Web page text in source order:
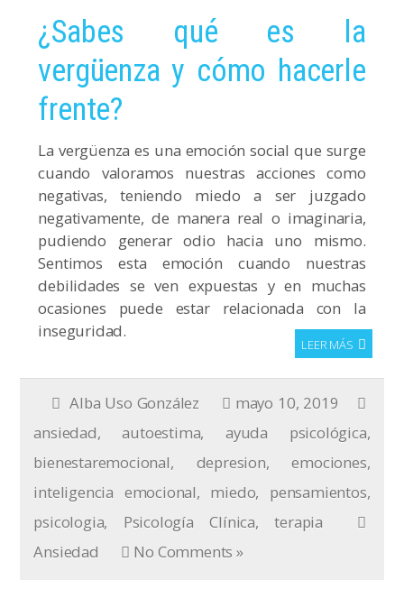
¿Sabes qué es la
vergüenza y cómo hacerle
frente?
La vergüenza es una emoción social que surge
cuando valoramos nuestras acciones como
negativas, teniendo miedo a ser juzgado
negativamente, de manera real o imaginaria,
pudiendo generar odio hacia uno mismo.
Sentimos esta emoción cuando nuestras
debilidades se ven expuestas y en muchas
ocasiones puede estar relacionada con la
inseguridad.
LEER MÁS
Alba Uso González
mayo 10, 2019
ansiedad,autoestima, ayuda psicológica,
bienestaremocional, depresion,emociones,
inteligencia emocional, miedo, pensamientos,
psicologia, Psicología Clínica,terapia
Ansiedad
No Comments »